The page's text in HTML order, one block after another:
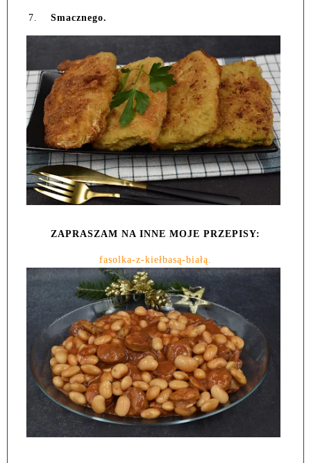
7. Smacznego.
ZAPRASZAM NA INNE MOJE PRZEPISY:
fasolka-z-kiełbasą-białą.